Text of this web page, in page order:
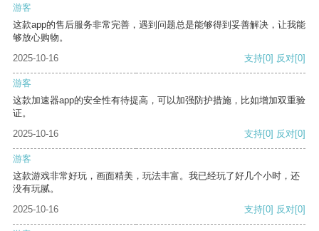
游客
这款app的售后服务非常完善，遇到问题总是能够得到妥善解决，让我能
够放心购物。
2025-10-16
支持[0] 反对[0]
游客
这款加速器app的安全性有待提高，可以加强防护措施，比如增加双重验
证。
2025-10-16
支持[0] 反对[0]
游客
这款游戏非常好玩，画面精美，玩法丰富。我已经玩了好几个小时，还
没有玩腻。
2025-10-16
支持[0] 反对[0]